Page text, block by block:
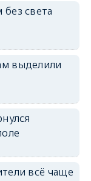
света
выделили
всё чаще